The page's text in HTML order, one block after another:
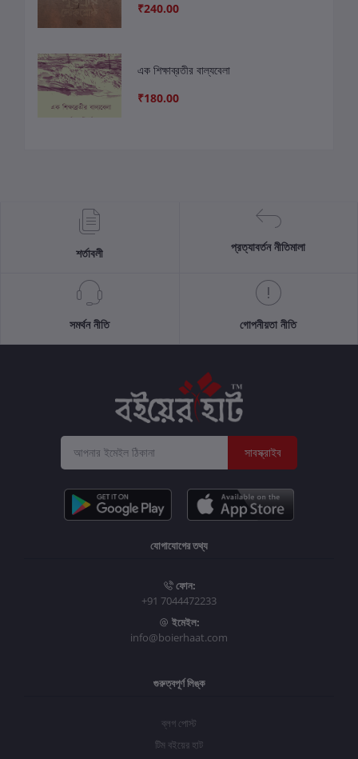
₹240.00
এক শিক্ষাব্রতীর বাল্যবেলা
₹180.00
শর্তাবলী প্রত্যাবর্তন নীতিমালা
সমর্থন নীতি গোপনীয়তা নীতি
সাবস্ক্রাইব
যোগাযোগের তথ্য
ফোন:
+91 7044472233
ইমেইল:
info@boierhaat.com
গুরুত্বপূর্ণ লিঙ্ক
ব্লগ পোস্ট
টিম বইয়ের হাট